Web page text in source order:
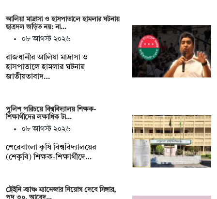
আলিয়া মাদ্রাসা ও হাসপাতালে হামলার ঘটনায়
ছাত্রদল জড়িত নয়: না…
০৮ আগস্ট ২০২৬
রাজধানীর আলিয়া মাদ্রাসা ও
হাসপাতালে হামলার ঘটনায়
জাতীয়তাবাদ…
পুলিশ পরিচয়ে বিশ্ববিদ্যালয় শিক্ষক-
শিক্ষার্থীদের লক্ষাধিক টা…
০৮ আগস্ট ২০২৬
শেরেবাংলা কৃষি বিশ্ববিদ্যালয়ের
(শেকৃবি) শিক্ষক-শিক্ষার্থীদে…
ট্রেইনি ব্র্যাঞ্চ ম্যানেজার নিয়োগ দেবে সিঙ্গার,
পদ ৩০, আবেদ…